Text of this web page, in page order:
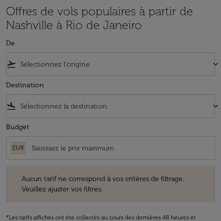
Offres de vols populaires à partir de
Nashville à Rio de Janeiro
De
flight_takeoff keyboard_arrow_down
Destination
flight_land keyboard_arrow_down
Budget
EUR
Aucun tarif ne correspond à vos critères de filtrage.
Veuillez ajuster vos filtres.
*Les tarifs affichés ont été collectés au cours des dernières 48 heures et